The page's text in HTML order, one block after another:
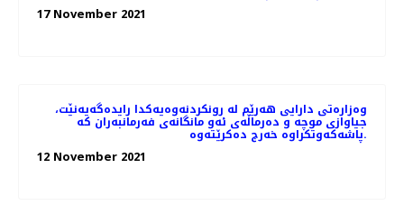
17 November 2021
وەزارەتی دارایی هەرێم لە رونکردنەوەیەکدا رایدەگەیەنێت،
جیاوازی موچە و دەرماڵەی ئەو مانگانەی فەرمانبەران کە
پاشەکەوتکراوە خەرج دەکرێتەوە.
12 November 2021